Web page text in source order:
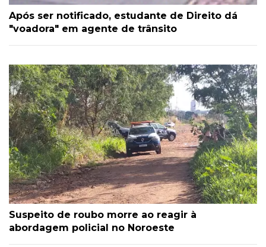
Após ser notificado, estudante de Direito dá
"voadora" em agente de trânsito
Suspeito de roubo morre ao reagir à
abordagem policial no Noroeste